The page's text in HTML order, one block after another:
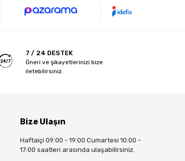
7 / 24 DESTEK
Öneri ve şikayetlerinizi bize
iletebilirsiniz.
Bize Ulaşın
Haftaiçi 09:00 - 19:00 Cumartesi 10:00 -
17:00 saatleri arasında ulaşabilirsiniz.